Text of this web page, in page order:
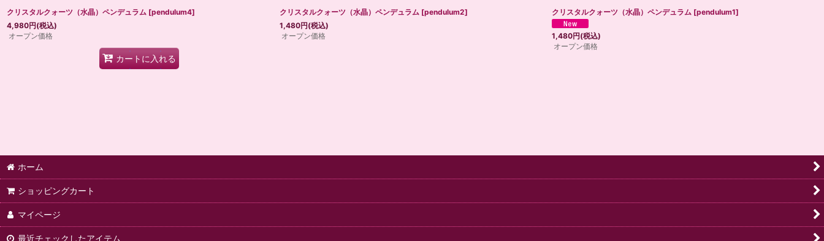
クリスタルクォーツ（水晶）ペンデュラム [pendulum4]
4,980円(税込)
オープン価格
カートに入れる
クリスタルクォーツ（水晶）ペンデュラム [pendulum2]
1,480円(税込)
オープン価格
クリスタルクォーツ（水晶）ペンデュラム [pendulum1]
1,480円(税込)
オープン価格
ホーム
ショッピングカート
マイページ
最近チェックしたアイテム